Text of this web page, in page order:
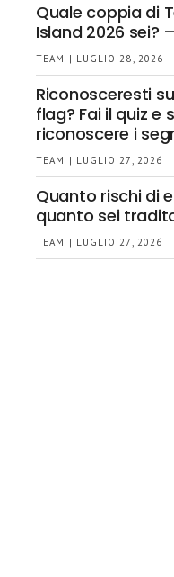
Quale coppia di
Island 2026 sei?
TEAM | LUGLIO 28, 2026
Riconosceresti
flag? Fai il quiz e
riconoscere i
TEAM | LUGLIO 27, 2026
Quanto rischi di
quanto sei
TEAM | LUGLIO 27, 2026